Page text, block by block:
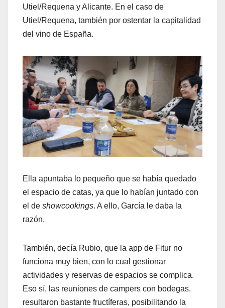
Utiel/Requena y Alicante. En el caso de
Utiel/Requena, también por ostentar la capitalidad
del vino de España.
Ella apuntaba lo pequeño que se había quedado
el espacio de catas, ya que lo habían juntado con
el de showcookings. A ello, García le daba la
razón.
También, decía Rubio, que la app de Fitur no
funciona muy bien, con lo cual gestionar
actividades y reservas de espacios se complica.
Eso sí, las reuniones de campers con bodegas,
resultaron bastante fructíferas, posibilitando la